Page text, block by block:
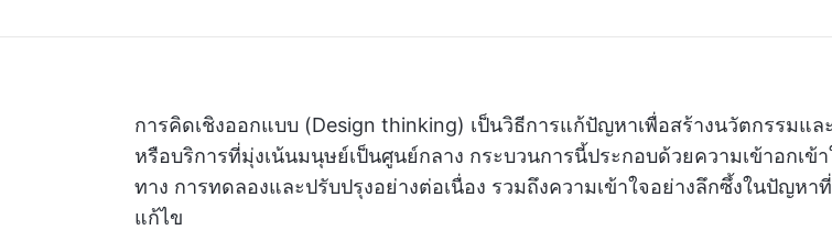
การคิดเชิงออกแบบ (Design thinking) เป็นวิธีการแก้ปัญหาเพื่อสร้างนวัตกรรมแ
หรือบริการที่มุ่งเน้นมนุษย์เป็นศูนย์กลาง กระบวนการนี้ประกอบด้วยความเข้าอกเข้
ทาง การทดลองและปรับปรุงอย่างต่อเนื่อง รวมถึงความเข้าใจอย่างลึกซึ้งในปัญหา
แก้ไข